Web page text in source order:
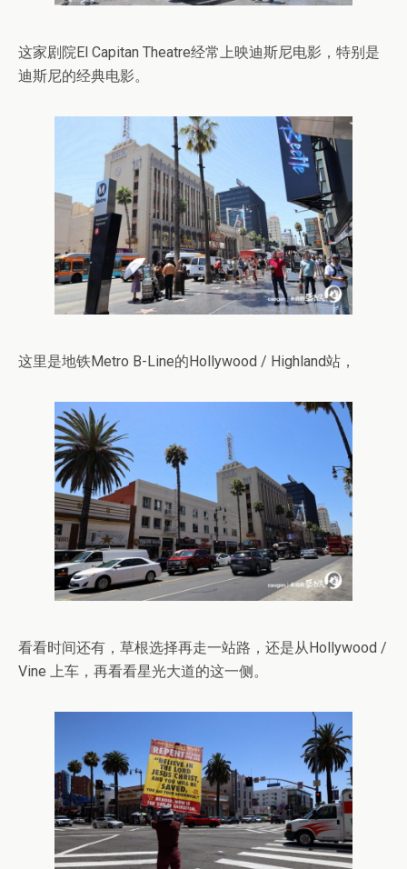
这家剧院El Capitan Theatre经常上映迪斯尼电影，特别是
迪斯尼的经典电影。
这里是地铁Metro B-Line的Hollywood / Highland站，
看看时间还有，草根选择再走一站路，还是从Hollywood /
Vine 上车，再看看星光大道的这一侧。